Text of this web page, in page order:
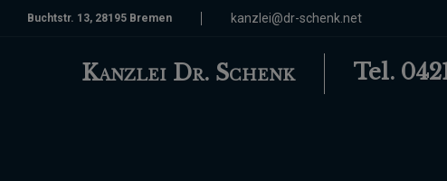
Buchtstr. 13, 28195 Bremen kanzlei@dr-schenk.net
Kanzlei Dr. Schenk Tel.